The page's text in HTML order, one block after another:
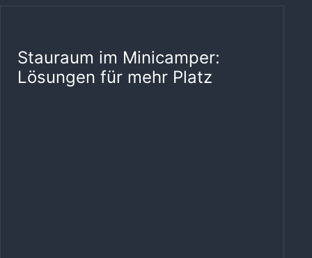
Stauraum im Minicamper:
Lösungen für mehr Platz